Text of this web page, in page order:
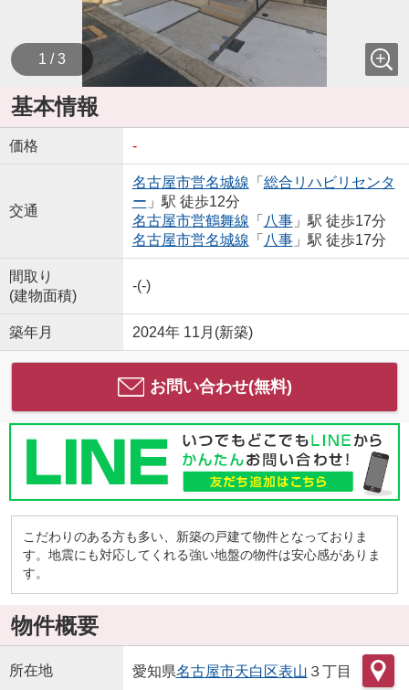
1 / 3
基本情報
価格 -
交通
名古屋市営名城線 「 総合リハビリセンタ
ー 」駅 徒歩12分
名古屋市営鶴舞線 「 八事」駅 徒歩17分
名古屋市営名城線 「 八事」駅 徒歩17分
間取り
(建物面積)
-(-)
築年月 2024年 11月(新築)
お問い合わせ(無料)
こだわりのある方も多い、新築の戸建て物件となっておりま
す。地震にも対応してくれる強い地盤の物件は安心感がありま
す。
物件概要
所在地 愛知県名古屋市天白区表山 ３丁目